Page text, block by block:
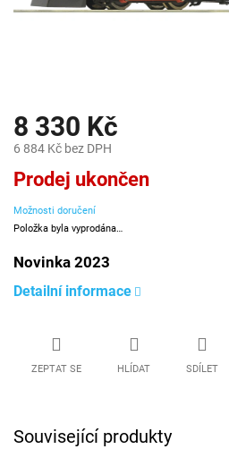
8 330 Kč
6 884 Kč bez DPH
Měrná
cena:
Prodej ukončen
Možnosti doručení
Položka byla vyprodána…
Novinka 2023
Detailní informace
ZEPTAT SE HLÍDAT SDÍLET
Související produkty